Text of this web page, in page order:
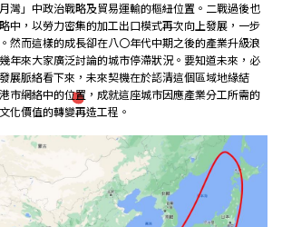
EN
灣」中政治戰略及貿易運輸的樞紐位置。二戰過後也
中，以勞力密集的加工出口模式再次向上發展，一步
然而這樣的成長卻在八〇年代中期之後的產業升級浪
年來大家廣泛討論的城市停滯狀況。要知道未來，必
展脈絡看下來，未來契機在於認清這個區域地緣結
市網絡中的位置，成就這座城市因應產業分工所需的
化價值的轉變再造工程。